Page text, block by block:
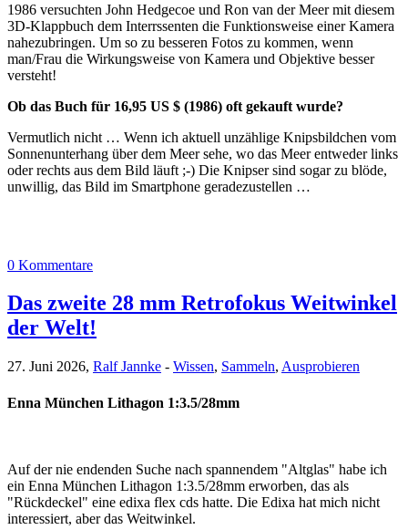
1986 versuchten John Hedgecoe und Ron van der Meer mit diesem
3D-Klappbuch dem Interrssenten die Funktionsweise einer Kamera
nahezubringen. Um so zu besseren Fotos zu kommen, wenn
man/Frau die Wirkungsweise von Kamera und Objektive besser
versteht!
Ob das Buch für 16,95 US $ (1986) oft gekauft wurde?
Vermutlich nicht … Wenn ich aktuell unzählige Knipsbildchen vom
Sonnenunterhang über dem Meer sehe, wo das Meer entweder links
oder rechts aus dem Bild läuft ;-) Die Knipser sind sogar zu blöde,
unwillig, das Bild im Smartphone geradezustellen …
0 Kommentare
Das zweite 28 mm Retrofokus Weitwinkel
der Welt!
27. Juni 2026, Ralf Jannke - Wissen, Sammeln, Ausprobieren
Enna München Lithagon 1:3.5/28mm
Auf der nie endenden Suche nach spannendem "Altglas" habe ich
ein Enna München Lithagon 1:3.5/28mm erworben, das als
"Rückdeckel" eine edixa flex cds hatte. Die Edixa hat mich nicht
interessiert, aber das Weitwinkel.